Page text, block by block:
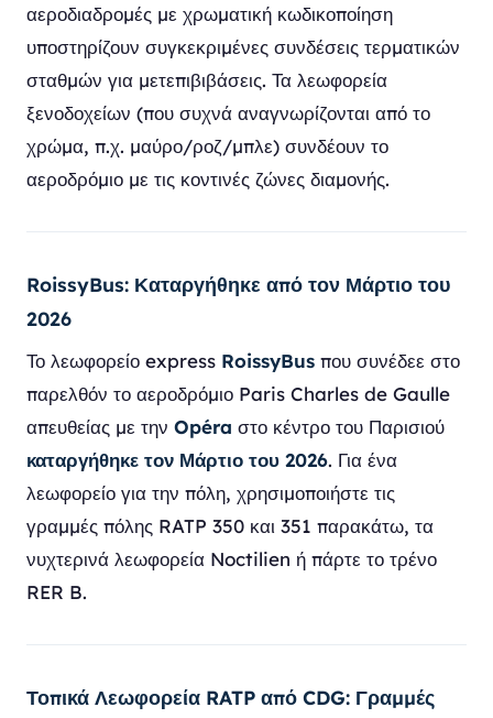
αεροδιαδρομές με χρωματική κωδικοποίηση
υποστηρίζουν συγκεκριμένες συνδέσεις τερματικών
σταθμών για μετεπιβιβάσεις. Τα λεωφορεία
ξενοδοχείων (που συχνά αναγνωρίζονται από το
χρώμα, π.χ. μαύρο/ροζ/μπλε) συνδέουν το
αεροδρόμιο με τις κοντινές ζώνες διαμονής.
RoissyBus: Καταργήθηκε από τον Μάρτιο του
2026
Το λεωφορείο express RoissyBus που συνέδεε στο
παρελθόν το αεροδρόμιο Paris Charles de Gaulle
απευθείας με την Opéra στο κέντρο του Παρισιού
καταργήθηκε τον Μάρτιο του 2026. Για ένα
λεωφορείο για την πόλη, χρησιμοποιήστε τις
γραμμές πόλης RATP 350 και 351 παρακάτω, τα
νυχτερινά λεωφορεία Noctilien ή πάρτε το τρένο
RER B.
Τοπικά Λεωφορεία RATP από CDG: Γραμμές